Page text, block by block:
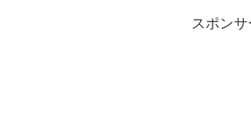
スポン